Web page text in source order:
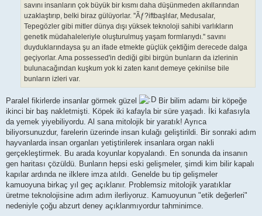
savını insanların çok büyük bir kısmı daha düşünmeden akıllarından
uzaklaştırıp, belki biraz gülüyorlar. ''Ãƒ?iftbaşlılar, Medusalar,
Tepegözler gibi mitler dünya dışı yüksek teknoloji sahibi varlıkların
genetik müdahaleleriyle oluşturulmuş yaşam formlarıydı.'' savını
duyduklarındaysa şu an ifade etmekte güçlük çektiğim derecede dalga
geçiyorlar. Ama possessed'in dediği gibi birgün bunların da izlerinin
bulunacağından kuşkum yok ki zaten kanıt demeye çekinilse bile
bunların izleri var.
Paralel fikirlerde insanlar görmek güzel
Bir bilim adamı bir köpeğe
ikinci bir baş nakletmişti. Köpek iki kafayla bir süre yaşadı. İki kafasıyla
da yemek yiyebiliyordu. Al sana mitolojik bir yaratık! Ayrıca
biliyorsunuzdur, farelerin üzerinde insan kulağı geliştirildi. Bir sonraki adım
hayvanlarda insan organları yetiştirilerek insanlara organ nakli
gerçekleştirmek. Bu arada koyunlar kopyalandı. En sonunda da insanın
gen haritası çözüldü. Bunların hepsi eski gelişmeler, şimdi kim bilir kapalı
kapılar ardında ne ilklere imza atıldı. Genelde bu tip gelişmeler
kamuoyuna birkaç yıl geç açıklanır. Problemsiz mitolojik yaratıklar
üretme teknolojisine adım adım ilerliyoruz. Kamuoyunun "etik değerleri"
nedeniyle çoğu abzurt deney açıklanmıyordur tahminimce.